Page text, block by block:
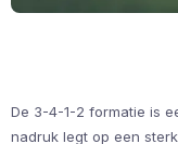
De 3-4-1-2 formatie is
nadruk legt op een